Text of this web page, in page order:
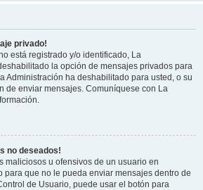
privado!
está registrado y/o identificado, La
la opción de mensajes privados para
Administración ha deshabilitado para usted, o su
de enviar mensajes. Comuníquese con La
no deseados!
maliciosos u ofensivos de un usuario en
para que no le pueda enviar mensajes dentro de
de Usuario, puede usar el botón para